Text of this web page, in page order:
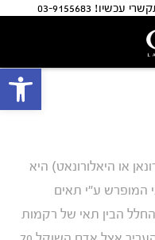
03-9155683
או היאלורונאט) היא
המופרש ע"י תאים
הבין תאי של רקמות